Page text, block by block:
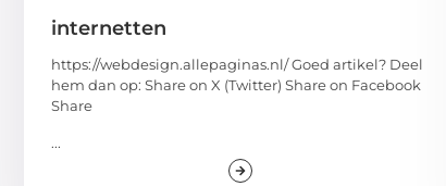
internetten
https://webdesign.allepaginas.nl/ Goed artikel? Deel
hem dan op: Share on X (Twitter) Share on Facebook
Share
...